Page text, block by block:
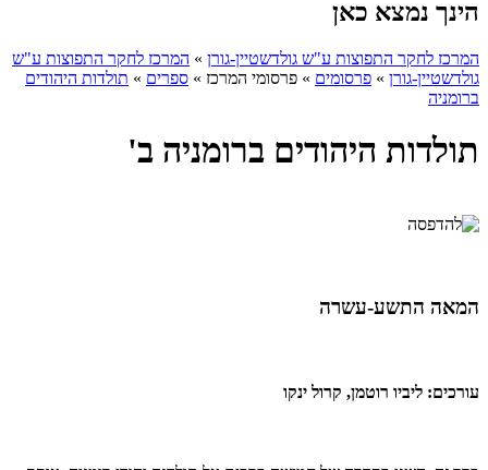
הינך נמצא כאן
המרכז לחקר התפוצות ע"ש גולדשטיין-גורן » המרכז לחקר התפוצות ע"ש
גולדשטיין-גורן » פרסומים » פרסומי המרכז » ספרים » תולדות היהודים
ברומניה
תולדות היהודים ברומניה ב'
המאה התשע-עשרה
עורכים: ליביו רוטמן, קרול ינקו